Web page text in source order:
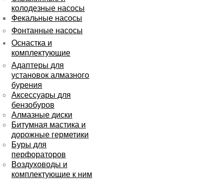
колодезные насосы
Фекальные насосы
Фонтанные насосы
Оснастка и
комплектующие
Адаптеры для
установок алмазного
бурения
Аксессуары для
бензобуров
Алмазные диски
Битумная мастика и
дорожные герметики
Буры для
перфораторов
Воздуховоды и
комплектующие к ним